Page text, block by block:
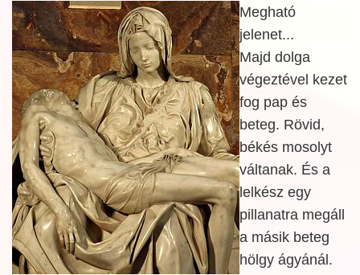
Megható
jelenet...
Majd dolga
végeztével kezet
fog pap és
beteg. Rövid,
békés mosolyt
váltanak. És a
lelkész egy
pillanatra megáll
a másik beteg
hölgy ágyánál.